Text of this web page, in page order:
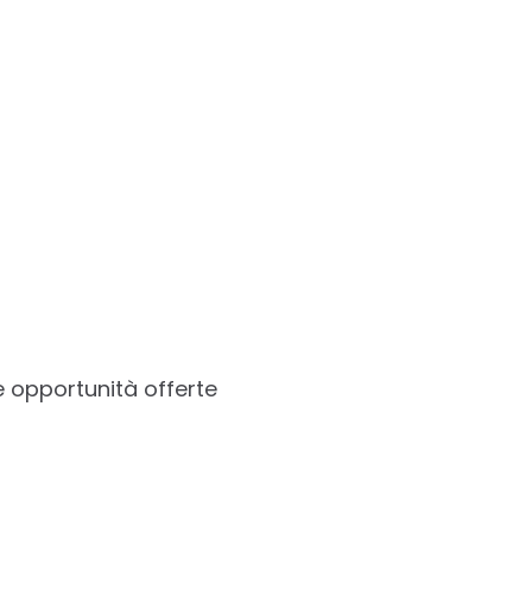
opportunità offerte